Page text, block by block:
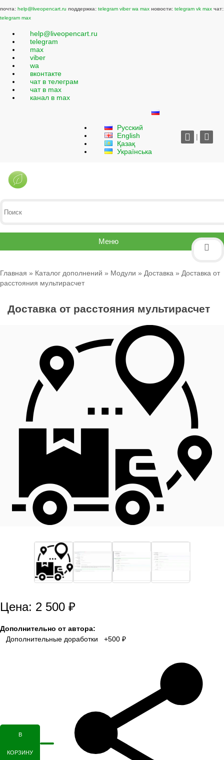
почта: help@liveopencart.ru поддержка: telegram viber wa max новости: telegram vk max чат:
telegram max
help@liveopencart.ru
telegram
max
viber
wa
вконтакте
чат в телеграм
чат в max
канал в max
Русский
English
Қазақ
Українська
|
Меню
Главная » Каталог дополнений » Модули » Доставка » Доставка от
расстояния мультирасчет
Доставка от расстояния мультирасчет
Цена: 2 500 ₽
Дополнительно от автора:
Дополнительные доработки +500 ₽
В
КОРЗИНУ